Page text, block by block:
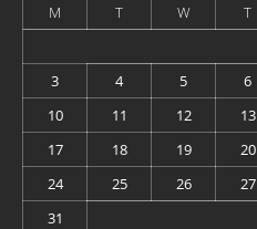
M
T W T
3
4 5 6
10
11 12 13
17
18 19 20
24
25 26 27
31